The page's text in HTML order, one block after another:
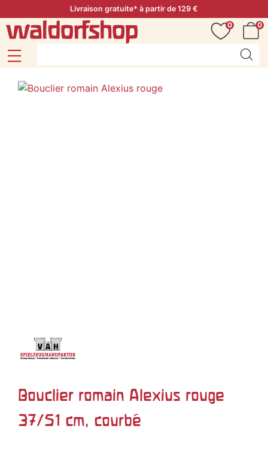
Livraison gratuite* à partir de 129 €
0
0
Bouclier romain Alexius rouge
37/51 cm, courbé